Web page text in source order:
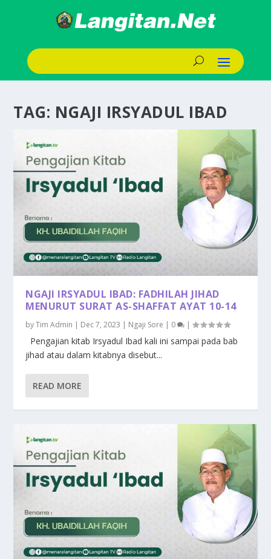
TAG: NGAJI IRSYADUL IBAD
NGAJI IRSYADUL IBAD: FADHILAH JIHAD
MENURUT SURAT AS-SHAFFAT AYAT 10-14
byTim Admin | Dec 7, 2023 | Ngaji Sore | 0 |
Pengajian kitab Irsyadul Ibad kali ini sampai pada bab
jihad atau dalam kitabnya disebut...
READ MORE